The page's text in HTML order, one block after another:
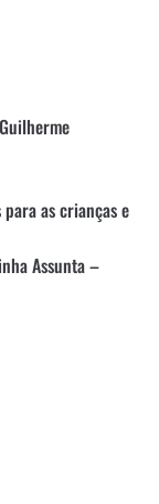
as crianças e
Assunta –